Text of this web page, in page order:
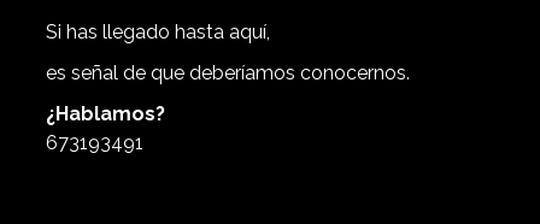
Si has llegado hasta aquí,
es señal de que deberíamos conocernos.
¿Hablamos?
673193491